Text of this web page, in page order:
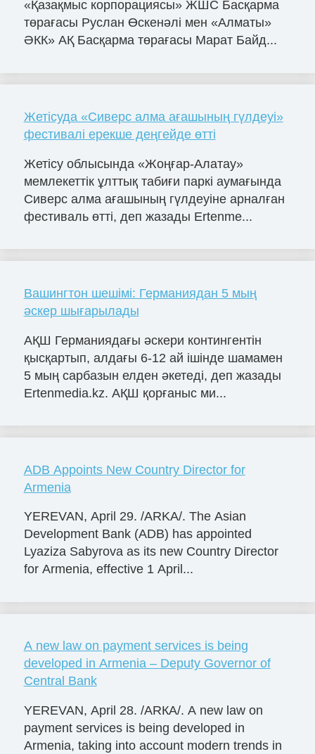
«Қазақмыс корпорациясы» ЖШС Басқарма
төрағасы Руслан Өскенәлі мен «Алматы»
ӘКК» АҚ Басқарма төрағасы Марат Байд...
Жетісуда «Сиверс алма ағашының гүлдеуі»
фестивалі ерекше деңгейде өтті
Жетісу облысында «Жоңғар-Алатау»
мемлекеттік ұлттық табиғи паркі аумағында
Сиверс алма ағашының гүлдеуіне арналған
фестиваль өтті, деп жазады Ertenme...
Вашингтон шешімі: Германиядан 5 мың
әскер шығарылады
АҚШ Германиядағы әскери контингентін
қысқартып, алдағы 6-12 ай ішінде шамамен
5 мың сарбазын елден әкетеді, деп жазады
Ertenmedia.kz. АҚШ қорғаныс ми...
ADB Appoints New Country Director for
Armenia
YEREVAN, April 29. /ARKA/. The Asian
Development Bank (ADB) has appointed
Lyaziza Sabyrova as its new Country Director
for Armenia, effective 1 April...
A new law on payment services is being
developed in Armenia – Deputy Governor of
Central Bank
YEREVAN, April 28. /ARКА/. A new law on
payment services is being developed in
Armenia, taking into account modern trends in